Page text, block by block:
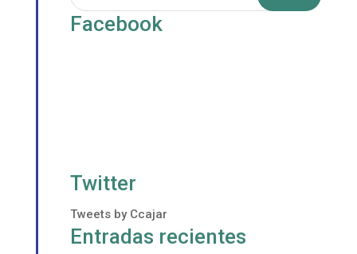
Facebook
Twitter
Tweets by Ccajar
Entradas recientes